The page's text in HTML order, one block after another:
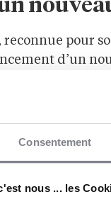
Consentement
nous ... les
un
reconnue pour
d’un
les
basées